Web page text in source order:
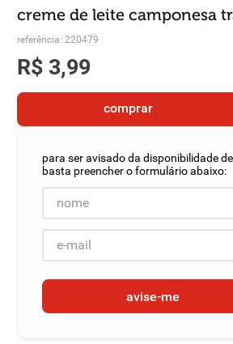
creme de leite camponesa
referência: 220479
R$ 3,99
comprar
avise-me
4 º iogurte
5º vinhos
6º biscoito
macarrão
10º chocolate